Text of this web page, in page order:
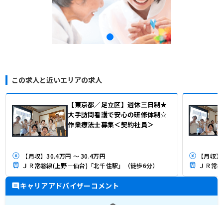
この求人と近いエリアの求人
【東京都／足立区】週休三日制★
大手訪問看護で安心の研修体制☆
作業療法士募集＜契約社員＞
【月収】30.4万円 ～ 30.4万円
ＪＲ常磐線(上野－仙台)「北千住駅」（徒歩6分）
ＪＲ常
キャリアアドバイザーコメント